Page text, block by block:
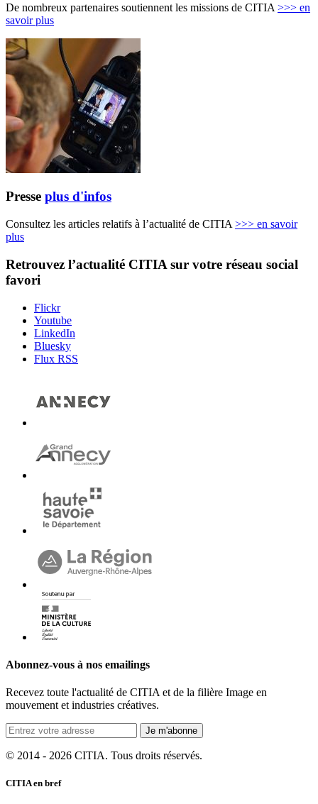
De nombreux partenaires soutiennent les missions de CITIA >>> en
savoir plus
Presse plus d'infos
Consultez les articles relatifs à l’actualité de CITIA >>> en savoir
plus
Retrouvez l’actualité CITIA sur votre réseau social
favori
Flickr
Youtube
LinkedIn
Bluesky
Flux RSS
Abonnez-vous à nos emailings
Recevez toute l'actualité de CITIA et de la filière Image en
mouvement et industries créatives.
Je m'abonne
© 2014 - 2026 CITIA. Tous droits réservés.
CITIA en bref